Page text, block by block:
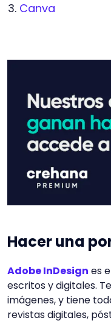
Canva
Hacer una
Adobe InDesign es
escritos y digitales.
imágenes, y tiene
revistas digitales,